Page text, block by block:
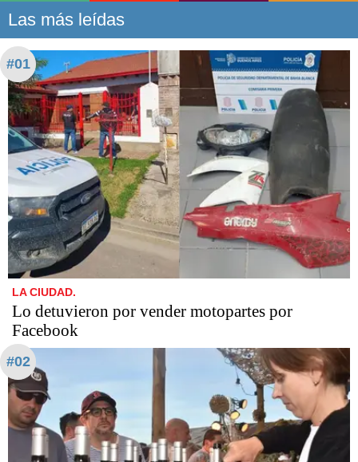
Las más leídas
#01
LA CIUDAD.
Lo detuvieron por vender motopartes por
Facebook
#02